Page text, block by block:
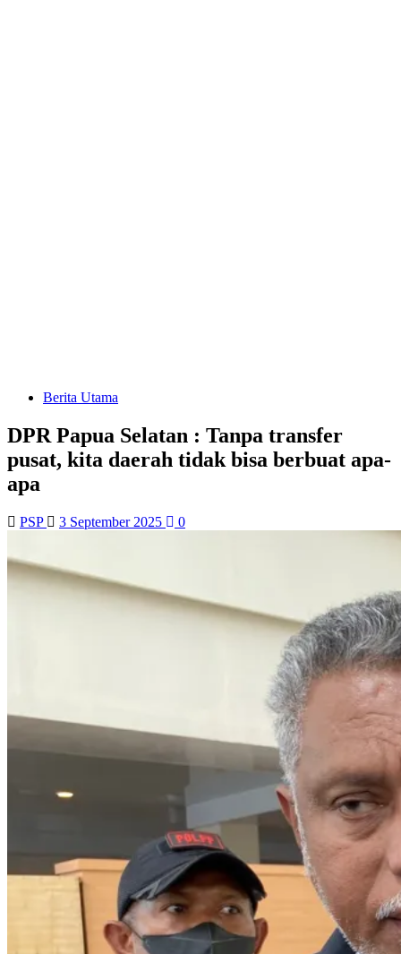
Berita Utama
DPR Papua Selatan : Tanpa transfer
pusat, kita daerah tidak bisa berbuat apa-
apa
PSP 3 September 2025 0